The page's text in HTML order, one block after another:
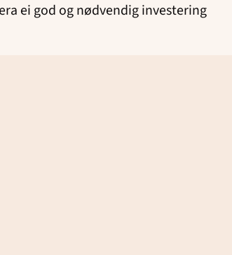
ei god og nødvendig investering